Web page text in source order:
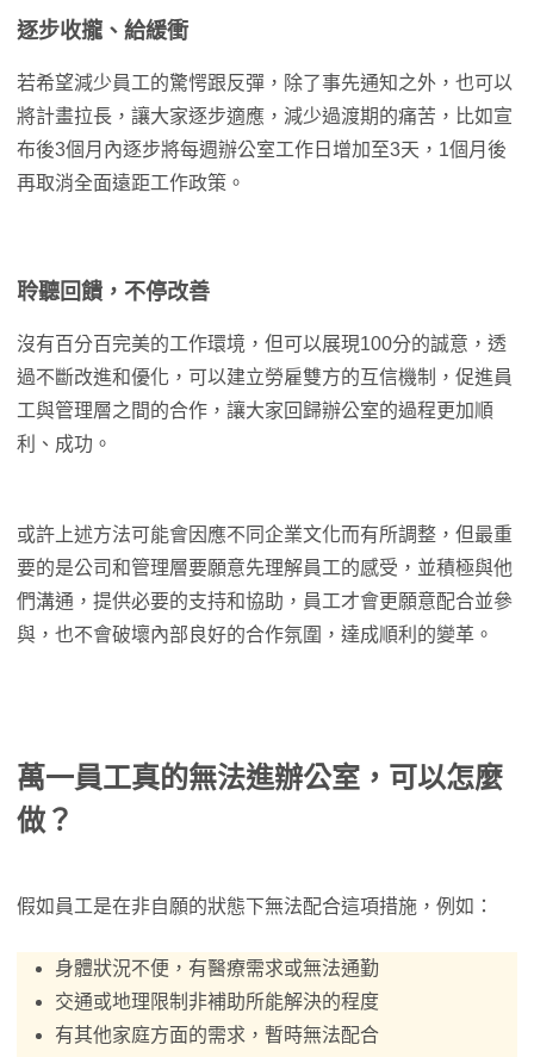
逐步收攏、給緩衝
若希望減少員工的驚愕跟反彈，除了事先通知之外，也可以
將計畫拉長，讓大家逐步適應，減少過渡期的痛苦，比如宣
布後3個月內逐步將每週辦公室工作日增加至3天，1個月後
再取消全面遠距工作政策。
聆聽回饋，不停改善
沒有百分百完美的工作環境，但可以展現100分的誠意，透
過不斷改進和優化，可以建立勞雇雙方的互信機制，促進員
工與管理層之間的合作，讓大家回歸辦公室的過程更加順
利、成功。
或許上述方法可能會因應不同企業文化而有所調整，但最重
要的是公司和管理層要願意先理解員工的感受，並積極與他
們溝通，提供必要的支持和協助，員工才會更願意配合並參
與，也不會破壞內部良好的合作氛圍，達成順利的變革。
萬一員工真的無法進辦公室，可以怎麼
做？
假如員工是在非自願的狀態下無法配合這項措施，例如：
身體狀況不便，有醫療需求或無法通勤
交通或地理限制非補助所能解決的程度
有其他家庭方面的需求，暫時無法配合